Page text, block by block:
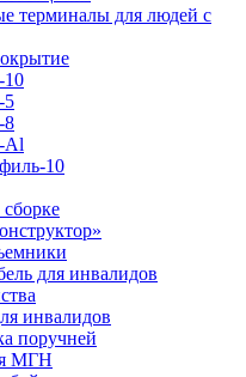
терминалы для людей с
5
8
Al
10
для инвалидов
инвалидов
поручней
МГН